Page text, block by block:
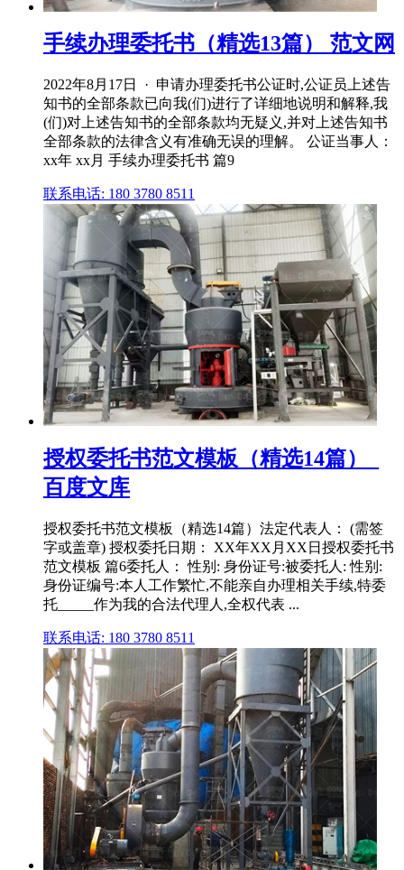
手续办理委托书（精选13篇） 范文网
2022年8月17日 · 申请办理委托书公证时,公证员上述告
知书的全部条款已向我(们)进行了详细地说明和解释,我
(们)对上述告知书的全部条款均无疑义,并对上述告知书
全部条款的法律含义有准确无误的理解。 公证当事人：
xx年 xx月 手续办理委托书 篇9
联系电话: 180 3780 8511
授权委托书范文模板（精选14篇）_
百度文库
授权委托书范文模板（精选14篇）法定代表人： (需签
字或盖章) 授权委托日期： XX年XX月XX日授权委托书
范文模板 篇6委托人： 性别: 身份证号:被委托人: 性别:
身份证编号:本人工作繁忙,不能亲自办理相关手续,特委
托_____作为我的合法代理人,全权代表 ...
联系电话: 180 3780 8511